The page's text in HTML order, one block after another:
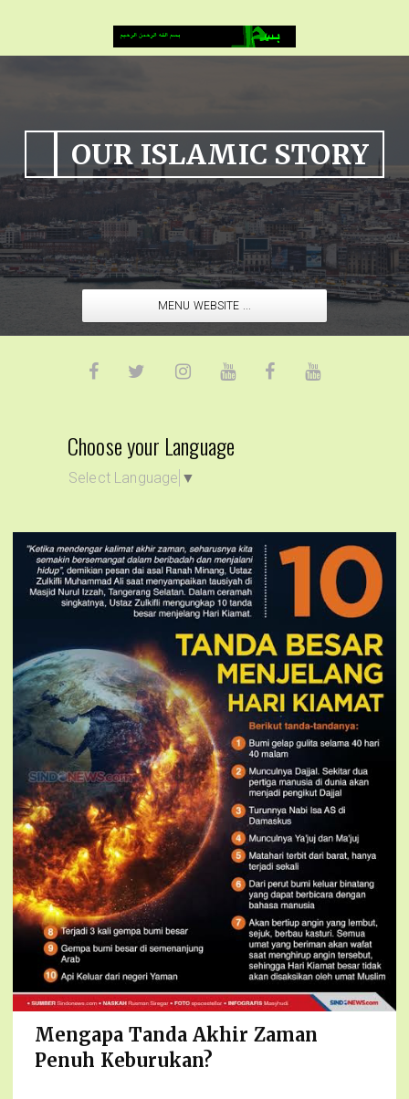
OUR ISLAMIC STORY
MENU WEBSITE ...
Choose your Language
Select Language ▼
Mengapa Tanda Akhir Zaman
Penuh Keburukan?